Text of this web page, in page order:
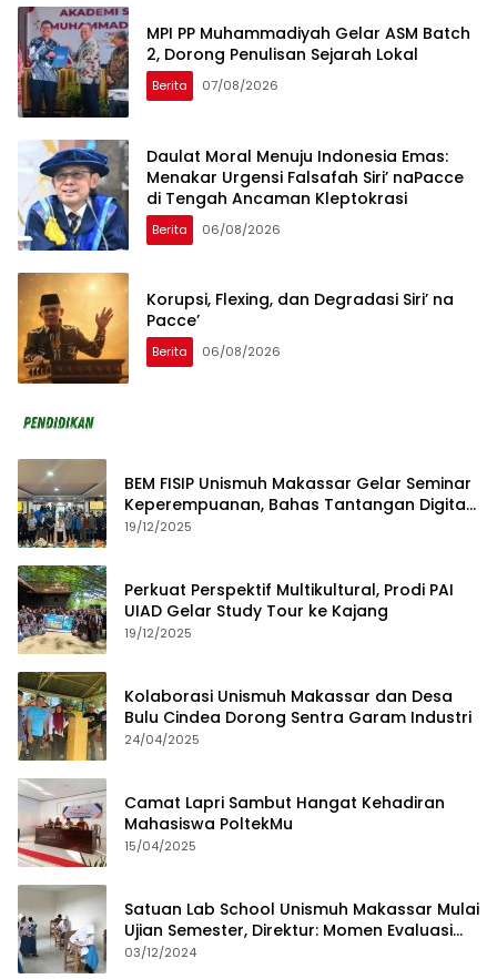
MPI PP Muhammadiyah Gelar ASM Batch
2, Dorong Penulisan Sejarah Lokal
Berita 07/08/2026
Daulat Moral Menuju Indonesia Emas:
Menakar Urgensi Falsafah Siri’ naPacce
di Tengah Ancaman Kleptokrasi
Berita 06/08/2026
Korupsi, Flexing, dan Degradasi Siri’ na
Pacce’
Berita 06/08/2026
BEM FISIP Unismuh Makassar Gelar Seminar
Keperempuanan, Bahas Tantangan Digital
dan Budaya Lokal
19/12/2025
Perkuat Perspektif Multikultural, Prodi PAI
UIAD Gelar Study Tour ke Kajang
19/12/2025
Kolaborasi Unismuh Makassar dan Desa
Bulu Cindea Dorong Sentra Garam Industri
24/04/2025
Camat Lapri Sambut Hangat Kehadiran
Mahasiswa PoltekMu
15/04/2025
Satuan Lab School Unismuh Makassar Mulai
Ujian Semester, Direktur: Momen Evaluasi
Proses Pembelajaran
03/12/2024